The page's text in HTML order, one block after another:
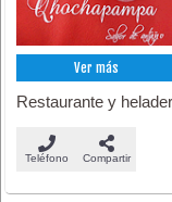
Ver más
Restaurante y
Teléfono Compartir